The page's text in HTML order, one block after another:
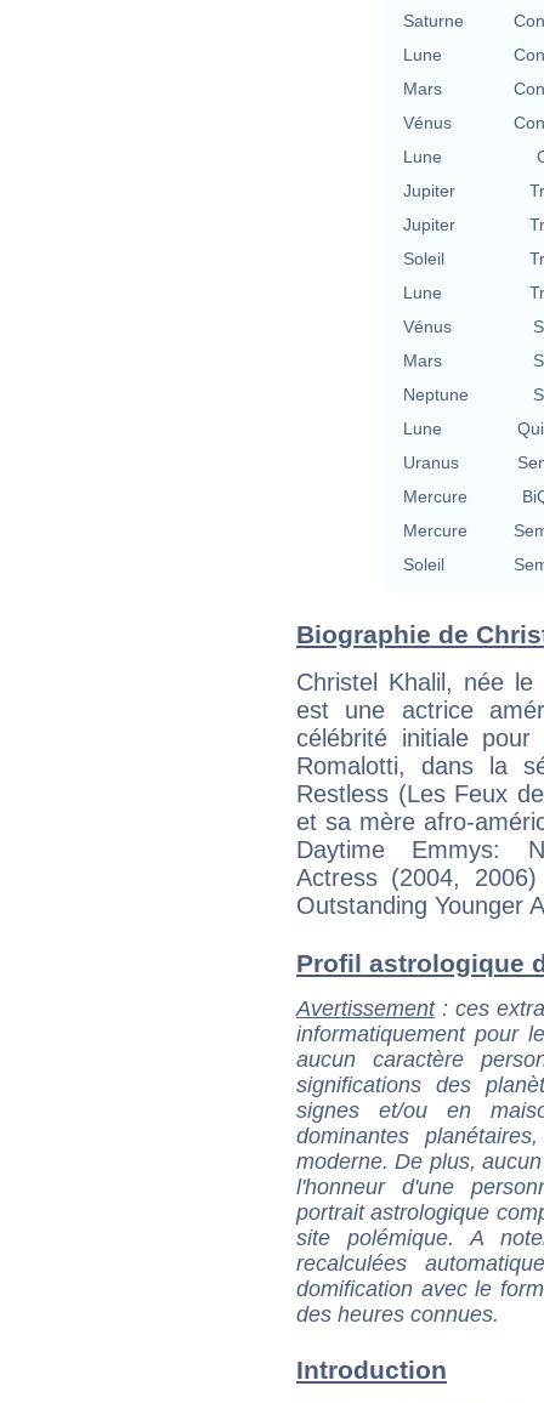
Saturne
Lune
Mars
Vénus
Lune
Jupiter
Jupiter
Soleil
Lune
Vénus
Mars
Neptune
Lune
Uranus
Mercure
Mercure
Soleil
Biographie de
Christel Khalil, née
est une actrice
célébrité initiale
Romalotti, dans la
Restless (Les Feux
et sa mère afro-
Daytime Emmys:
Actress (2004,
Outstanding Younger
Profil astrologique
Avertissement: ces
informatiquement pour
aucun caractère
significations des
signes et/ou en
dominantes
moderne. De plus,
l'honneur d'une
portrait astrologique
site polémique. A
recalculées
domification avec le
des heures connues.
Introduction